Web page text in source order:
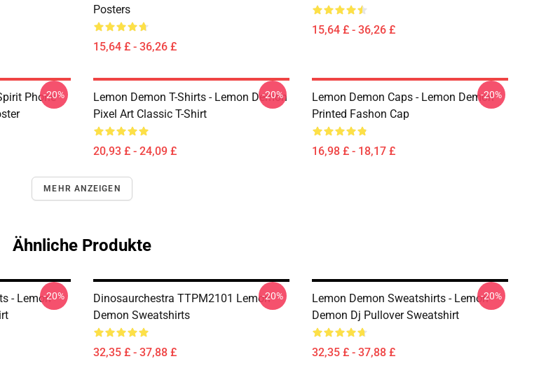
Posters
15,64 £ - 36,26 £
15,64 £ - 36,26 £
Phone
-20%
Lemon Demon T-Shirts - Lemon Demon
Pixel Art Classic T-Shirt
20,93 £ - 24,09 £
-20%
Lemon Demon Caps - Lemon Demon
Printed Fashon Cap
16,98 £ - 18,17 £
-20%
MEHR ANZEIGEN
Ähnliche Produkte
- Lemon-20%
Dinosaurchestra TTPM2101 Lemon
Demon Sweatshirts
32,35 £ - 37,88 £
-20%
Lemon Demon Sweatshirts - Lemon
Demon Dj Pullover Sweatshirt
32,35 £ - 37,88 £
-20%